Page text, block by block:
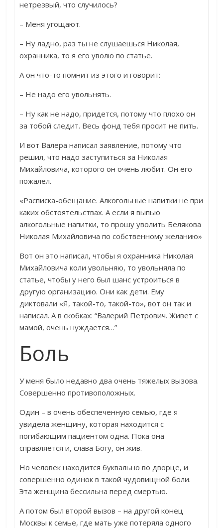
нетрезвый, что случилось?
– Меня угощают.
– Ну ладно, раз ты не слушаешься Николая,
охранника, то я его уволю по статье.
А он что-то помнит из этого и говорит:
– Не надо его увольнять.
– Ну как не надо, придется, потому что плохо он
за тобой следит. Весь фонд тебя просит не пить.
И вот Валера написал заявление, потому что
решил, что надо заступиться за Николая
Михайловича, которого он очень любит. Он его
пожалел.
«Расписка-обещание. Алкогольные напитки не при
каких обстоятельствах. А если я выпью
алкогольные напитки, то прошу уволить Белякова
Николая Михайловича по собственному желанию»
Вот он это написал, чтобы я охранника Николая
Михайловича коли увольняю, то увольняла по
статье, чтобы у него был шанс устроиться в
другую организацию. Они как дети. Ему
диктовали «Я, такой-то, такой-то», вот он так и
написал. А в скобках: “Валерий Петрович. Живет с
мамой, очень нуждается…”
Боль
У меня было недавно два очень тяжелых вызова.
Совершенно противоположных.
Один – в очень обеспеченную семью, где я
увидела женщину, которая находится с
погибающим пациентом одна. Пока она
справляется и, слава Богу, он жив.
Но человек находится буквально во дворце, и
совершенно одинок в такой чудовищной боли.
Эта женщина бессильна перед смертью.
А потом был второй вызов – на другой конец
Москвы к семье, где мать уже потеряла одного